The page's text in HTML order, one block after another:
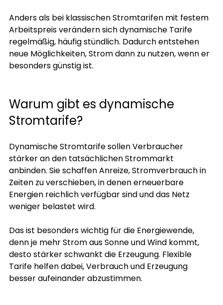
Anders als bei klassischen Stromtarifen mit festem
Arbeitspreis verändern sich dynamische Tarife
regelmäßig, häufig stündlich. Dadurch entstehen
neue Möglichkeiten, Strom dann zu nutzen, wenn er
besonders günstig ist.
Warum gibt es dynamische
Stromtarife?
Dynamische Stromtarife sollen Verbraucher
stärker an den tatsächlichen Strommarkt
anbinden. Sie schaffen Anreize, Stromverbrauch in
Zeiten zu verschieben, in denen erneuerbare
Energien reichlich verfügbar sind und das Netz
weniger belastet wird.
Das ist besonders wichtig für die Energiewende,
denn je mehr Strom aus Sonne und Wind kommt,
desto stärker schwankt die Erzeugung. Flexible
Tarife helfen dabei, Verbrauch und Erzeugung
besser aufeinander abzustimmen.